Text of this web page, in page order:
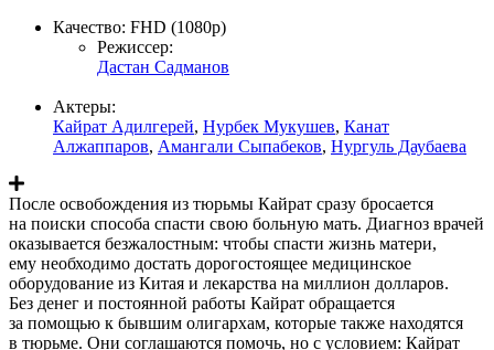
Качество: FHD (1080p)
Режиссер:
Дастан Садманов
Актеры:
Кайрат Адилгерей, Нурбек Мукушев, Канат
Алжаппаров, Амангали Сыпабеков, Нургуль Даубаева
После освобождения из тюрьмы Кайрат сразу бросается
на поиски способа спасти свою больную мать. Диагноз врачей
оказывается безжалостным: чтобы спасти жизнь матери,
ему необходимо достать дорогостоящее медицинское
оборудование из Китая и лекарства на миллион долларов.
Без денег и постоянной работы Кайрат обращается
за помощью к бывшим олигархам, которые также находятся
в тюрьме. Они соглашаются помочь, но с условием: Кайрат